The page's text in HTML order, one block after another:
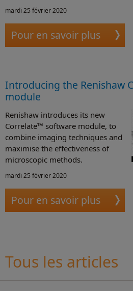
mardi 25 février 2020
Pour en savoir plus
Introducing the Renishaw
module
Renishaw introduces its new
Correlate™ software module, to
combine imaging techniques and
maximise the effectiveness of
microscopic methods.
mardi 25 février 2020
Pour en savoir plus
Tous les articles